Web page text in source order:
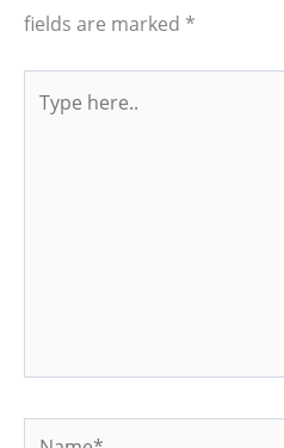
fields are marked *
here..
Name*